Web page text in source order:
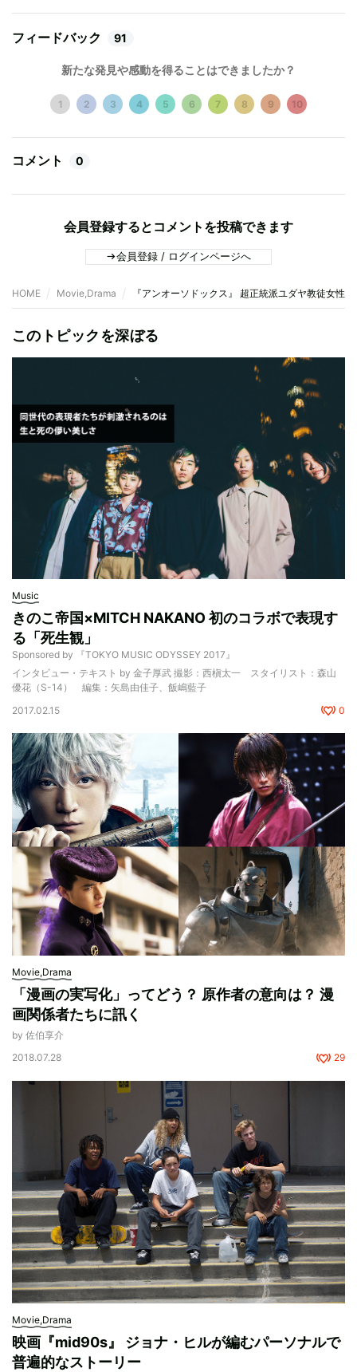
フィードバック 91
新たな発見や感動を得ることはできましたか？
1 2 3 4 5 6 7 8 9 10
コメント 0
会員登録するとコメントを投稿できます
会員登録 / ログインページへ
HOME Movie,Drama 『アンオーソドックス』 超正統派ユダヤ教徒女性
このトピックを深ぼる
Music
きのこ帝国×MITCH NAKANO 初のコラボで表現す
る「死生観」
Sponsored by 『TOKYO MUSIC ODYSSEY 2017』
インタビュー・テキスト by 金子厚武 撮影：西槇太一 スタイリスト：森山
優花（S-14） 編集：矢島由佳子、飯嶋藍子
2017.02.15
0
Movie,Drama
「漫画の実写化」ってどう？ 原作者の意向は？ 漫
画関係者たちに訊く
by 佐伯享介
2018.07.28
29
Movie,Drama
映画『mid90s』 ジョナ・ヒルが編むパーソナルで
普遍的なストーリー